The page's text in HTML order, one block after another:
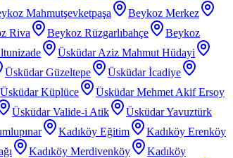
Mahmutşevketpaşa
Beykoz Merkez
Riva Beykoz Rüzgarlıbahçe
Beykoz
Üsküdar Aziz Mahmut Hüdayi
Üsküdar Güzeltepe
Üsküdar İcadiye
Üsküdar Küplüce
Üsküdar Mehmet Akif Ersoy
Üsküdar Valide-i Atik
Üsküdar Yavuztürk
Kadıköy Eğitim
Kadıköy Erenköy
Kadıköy Merdivenköy
Kadıköy